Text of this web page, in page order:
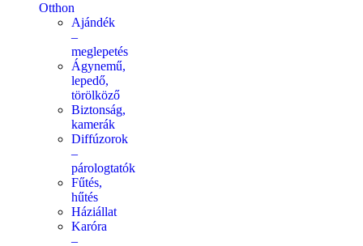
Otthon
Ajándék
–
meglepetés
Ágynemű,
lepedő,
törölköző
Biztonság,
kamerák
Diffúzorok
–
párologtatók
Fűtés,
hűtés
Háziállat
Karóra
–